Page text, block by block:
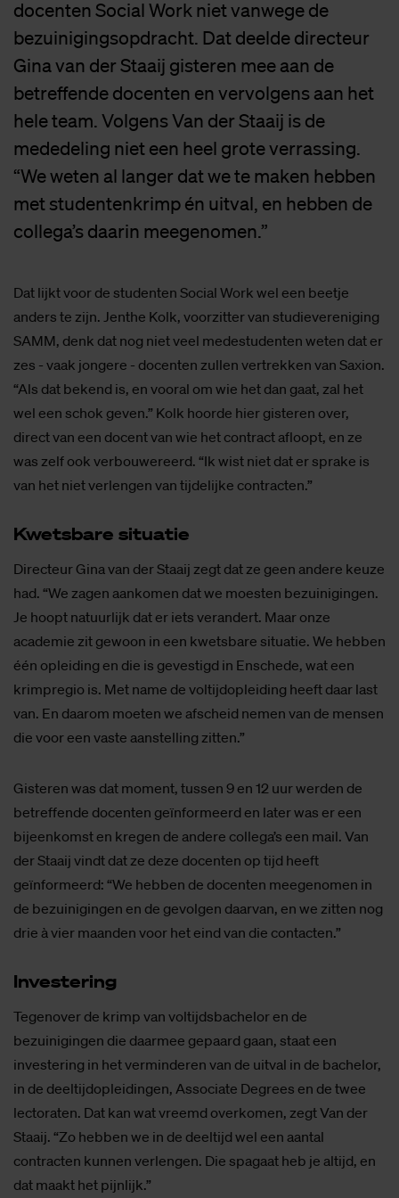
docenten Social Work niet vanwege de
bezuinigingsopdracht. Dat deelde directeur
Gina van der Staaij gisteren mee aan de
betreffende docenten en vervolgens aan het
hele team. Volgens Van der Staaij is de
mededeling niet een heel grote verrassing.
“We weten al langer dat we te maken hebben
met studentenkrimp én uitval, en hebben de
collega’s daarin meegenomen.”
Dat lijkt voor de studenten Social Work wel een beetje
anders te zijn. Jenthe Kolk, voorzitter van studievereniging
SAMM, denk dat nog niet veel medestudenten weten dat er
zes - vaak jongere - docenten zullen vertrekken van Saxion.
“Als dat bekend is, en vooral om wie het dan gaat, zal het
wel een schok geven.” Kolk hoorde hier gisteren over,
direct van een docent van wie het contract afloopt, en ze
was zelf ook verbouwereerd. “Ik wist niet dat er sprake is
van het niet verlengen van tijdelijke contracten.”
Kwets­ba­re si­tu­a­tie
Directeur Gina van der Staaij zegt dat ze geen andere keuze
had. “We zagen aankomen dat we moesten bezuinigingen.
Je hoopt natuurlijk dat er iets verandert. Maar onze
academie zit gewoon in een kwetsbare situatie. We hebben
één opleiding en die is gevestigd in Enschede, wat een
krimpregio is. Met name de voltijdopleiding heeft daar last
van. En daarom moeten we afscheid nemen van de mensen
die voor een vaste aanstelling zitten.”
Gisteren was dat moment, tussen 9 en 12 uur werden de
betreffende docenten geïnformeerd en later was er een
bijeenkomst en kregen de andere collega’s een mail. Van
der Staaij vindt dat ze deze docenten op tijd heeft
geïnformeerd: “We hebben de docenten meegenomen in
de bezuinigingen en de gevolgen daarvan, en we zitten nog
drie à vier maanden voor het eind van die contacten.”
In­ves­te­ring
Tegenover de krimp van voltijdsbachelor en de
bezuinigingen die daarmee gepaard gaan, staat een
investering in het verminderen van de uitval in de bachelor,
in de deeltijdopleidingen, Associate Degrees en de twee
lectoraten. Dat kan wat vreemd overkomen, zegt Van der
Staaij. “Zo hebben we in de deeltijd wel een aantal
contracten kunnen verlengen. Die spagaat heb je altijd, en
dat maakt het pijnlijk.”